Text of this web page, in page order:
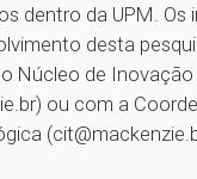
dentro da UPM. Os
desta
Núcleo de Inovação
ou com a